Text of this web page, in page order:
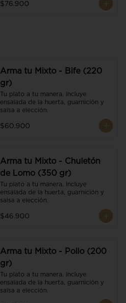
$76.900
Arma tu Mixto - Bife (220
gr)
Tu plato a tu manera. Incluye
ensalada de la huerta, guarnición y
salsa a elección.
$60.900
Arma tu Mixto - Chuletón
de Lomo (350 gr)
Tu plato a tu manera. Incluye
ensalada de la huerta, guarnición y
salsa a elección.
$46.900
Arma tu Mixto - Pollo (200
gr)
Tu plato a tu manera. Incluye
ensalada de la huerta, guarnición y
salsa a elección.